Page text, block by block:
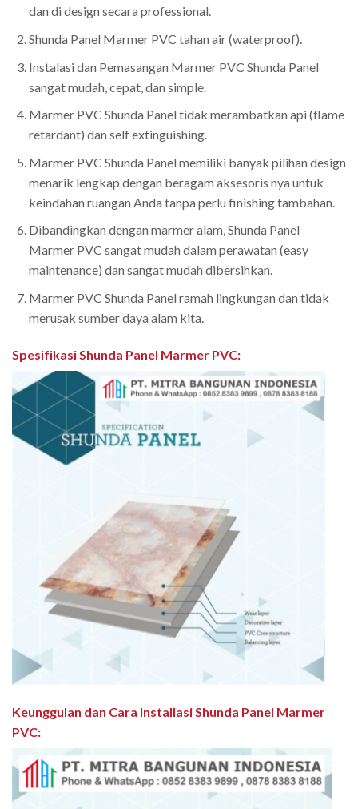
dan di design secara professional.
Shunda Panel Marmer PVC tahan air (waterproof).
Instalasi dan Pemasangan Marmer PVC Shunda Panel
sangat mudah, cepat, dan simple.
Marmer PVC Shunda Panel tidak merambatkan api (flame
retardant) dan self extinguishing.
Marmer PVC Shunda Panel memiliki banyak pilihan design
menarik lengkap dengan beragam aksesoris nya untuk
keindahan ruangan Anda tanpa perlu finishing tambahan.
Dibandingkan dengan marmer alam, Shunda Panel
Marmer PVC sangat mudah dalam perawatan (easy
maintenance) dan sangat mudah dibersihkan.
Marmer PVC Shunda Panel ramah lingkungan dan tidak
merusak sumber daya alam kita.
Spesifikasi Shunda Panel Marmer PVC:
Keunggulan dan Cara Installasi Shunda Panel Marmer
PVC: